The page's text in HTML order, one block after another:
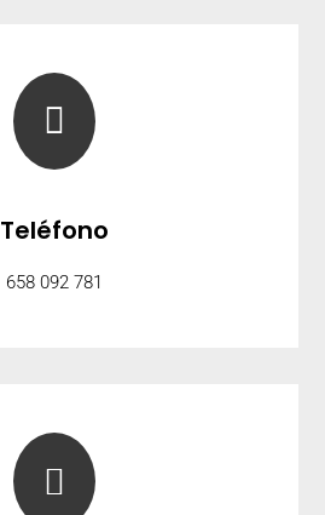

Teléfono
658 092 781
